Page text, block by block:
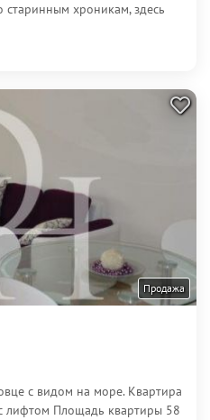
старинным хроникам, здесь
Продажа
с видом на море. Квартира
лифтом Площадь квартиры 58